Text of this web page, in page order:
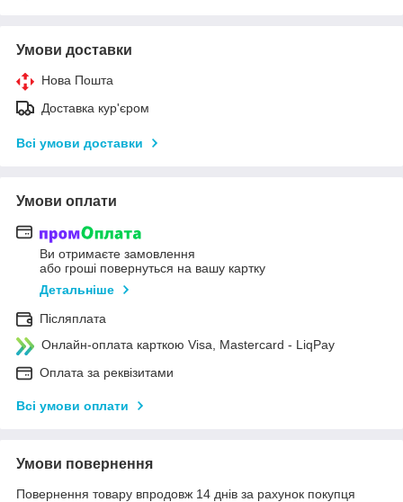
Умови доставки
Нова Пошта
Доставка кур'єром
Всі умови доставки
Умови оплати
Ви отримаєте замовлення
або гроші повернуться на вашу картку
Детальніше
Післяплата
Онлайн-оплата карткою Visa, Mastercard - LiqPay
Оплата за реквізитами
Всі умови оплати
Умови повернення
Повернення товару впродовж 14 днів за рахунок покупця